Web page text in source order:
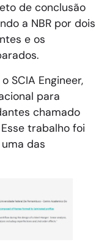
de conclusão
a NBR por dois
e os
SCIA Engineer,
para
chamado
Esse trabalho foi
das